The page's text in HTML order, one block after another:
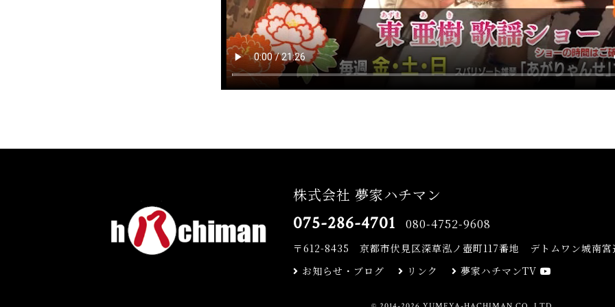
株式会社 夢家ハチマン
075-286-4701 080-4752-9608
〒612-8435 京都市伏見区深草泓ノ壺町117番地 デトムワン城南
お知らせ・ブログ
リンク 夢家ハチマンTV